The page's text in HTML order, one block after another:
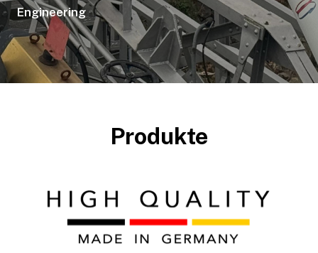
Engineering
Produkte